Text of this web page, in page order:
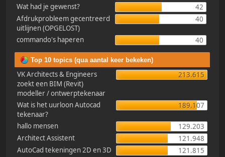
Wat had je gewenst?
42
Afdrukprobleem gecentreerd
uitlijnen (OPGELOST)
40
commando's haperen 40
Top 10 topics (qua aantal keer bekeken)
VK Architects & Engineers
zoekt een BIM (Revit)
modeller / ontwerptekenaar
213.615
Wat is het uurloon Autocad
tekenaar?
189.107
hallo mensen
129.203
Architect Assistent
121.948
AutoCad tekeningen 2D en 3D
121.815